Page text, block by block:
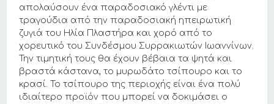
απολαύσουν ένα παραδοσιακό γλέντι με
τραγούδια από την παραδοσιακή ηπειρωτική
ζυγιά του Ηλία Πλαστήρα και χορό από το
χορευτικό του Συνδέσμου Συρρακιωτών Ιωαννίνων.
Την τιμητική τους θα έχουν βέβαια τα ψητά και
βραστά κάστανα, το μυρωδάτο τσίπουρο και το
κρασί. Το τσίπουρο της περιοχής είναι ένα πολύ
ιδιαίτερο προϊόν που μπορεί να δοκιμάσει ο